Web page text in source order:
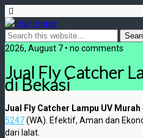
2026, August 7 • no comments
Jual Fly Catcher
di Bekasi
Jual Fly Catcher Lampu UV Murah
5247(WA). Efektif, Aman dan
dari lalat.